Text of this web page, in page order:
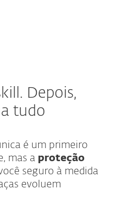
Depois,
tudo
é um primeiro
mas a proteção
seguro à medida
evoluem